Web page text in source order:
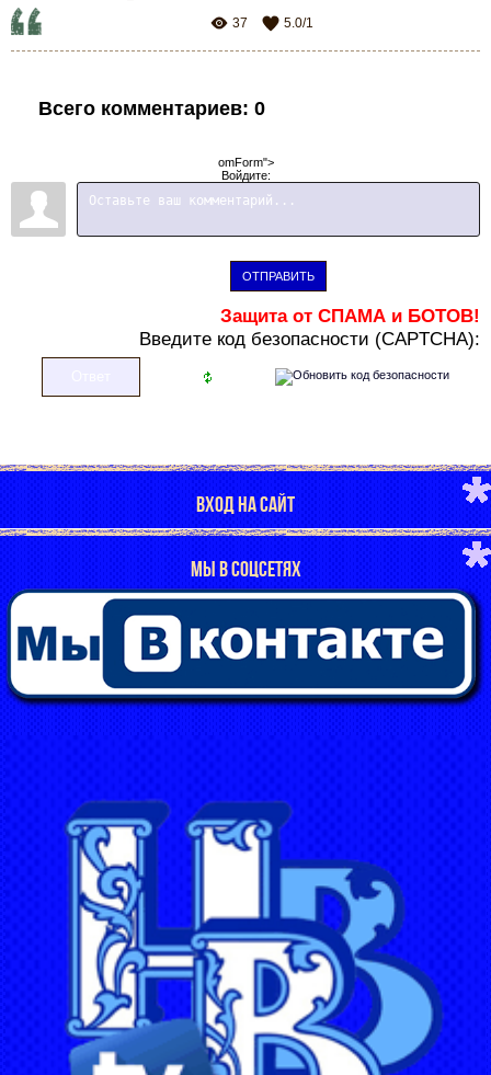
37 5.0/1
Всего комментариев: 0
omForm">
Войдите:
ОТПРАВИТЬ
Защита от СПАМА и БОТОВ!
Введите код безопасности (CAPTCHA):
ВХОД НА САЙТ
МЫ В СОЦСЕТЯХ